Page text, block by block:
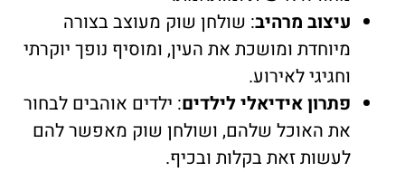
עיצוב מרהיב: שולחן שוק מעוצב בצורה
מיוחדת ומושכת את העין, ומוסיף נופך יוקרתי
וחגיגי לאירוע.
פתרון אידיאלי לילדים: ילדים אוהבים לבחור
את האוכל שלהם, ושולחן שוק מאפשר להם
לעשות זאת בקלות ובכיף.